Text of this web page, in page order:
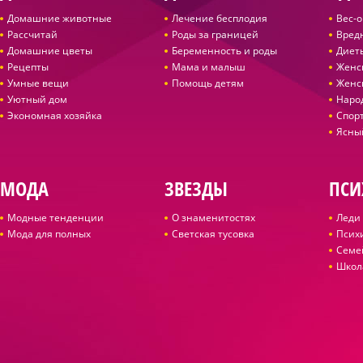
Домашние животные
Рассчитай
Домашние цветы
Рецепты
Умные вещи
Уютный дом
Экономная хозяйка
Лечение бесплодия
Роды за границей
Беременность и роды
Мама и малыш
Помощь детям
Вес-
МОДА
Модные тенденции
Мода для полных
ЗВЕЗДЫ
О знаменитостях
Светская тусовка
Леди